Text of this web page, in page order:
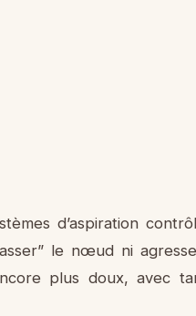
d’aspiration
le nœud ni
plus doux, avec